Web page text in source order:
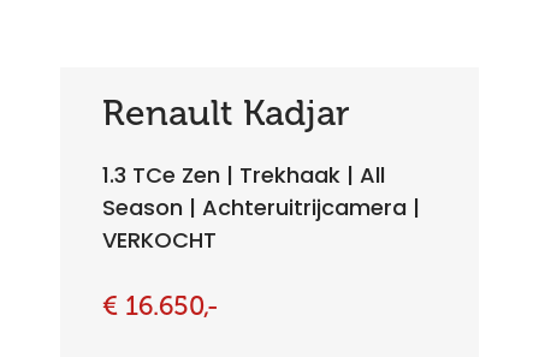
Renault Kadjar
1.3 TCe Zen | Trekhaak | All
Season | Achteruitrijcamera |
VERKOCHT
€ 16.650,-